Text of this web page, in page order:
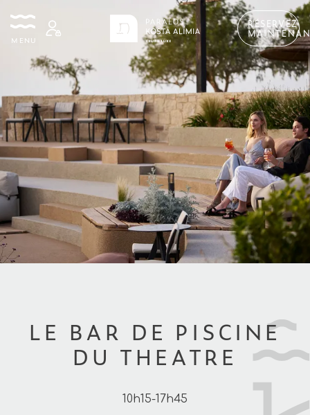
RÉSERVEZ
MENU
LE BAR DE PISCINE
DU THEATRE
10h15-17h45